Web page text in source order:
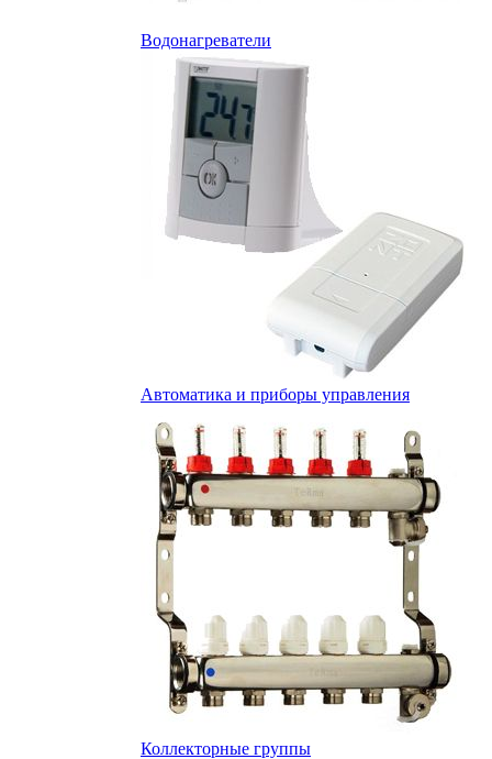
Водонагреватели
Автоматика и приборы управления
Коллекторные группы